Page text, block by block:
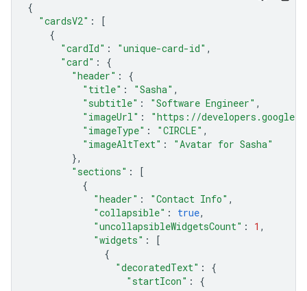
{
"cardsV2" :
[
{
"cardId" : "unique-card-id" ,
"card" :
{
"header" :
{
"title" : "Sasha" ,
"subtitle" : "Software Engineer" ,
"imageUrl" :
"https://
"imageType" : "CIRCLE" ,
"imageAltText" :
"Avatar for Sasha"
},
"sections" :
[
{
"header" : "Contact Info" ,
"collapsible" : true,
"uncollapsibleWidgetsCount" : 1 ,
"widgets" :
[
{
"decoratedText" :
{
"startIcon" :
{